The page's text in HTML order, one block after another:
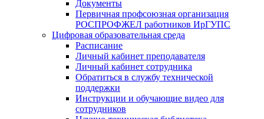
Документы
Первичная профсоюзная организация
РОСПРОФЖЕЛ работников ИрГУПС
Цифровая образовательная среда
Расписание
Личный кабинет преподавателя
Личный кабинет сотрудника
Обратиться в службу технической
поддержки
Инструкции и обучающие видео для
сотрудников